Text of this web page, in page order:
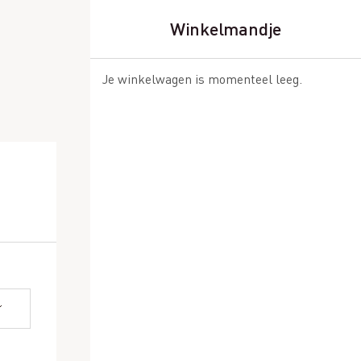
Winkelmandje
Je winkelwagen is momenteel leeg.